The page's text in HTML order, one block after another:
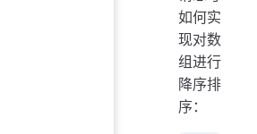
如何实
现对数
组进行
降序排
序：